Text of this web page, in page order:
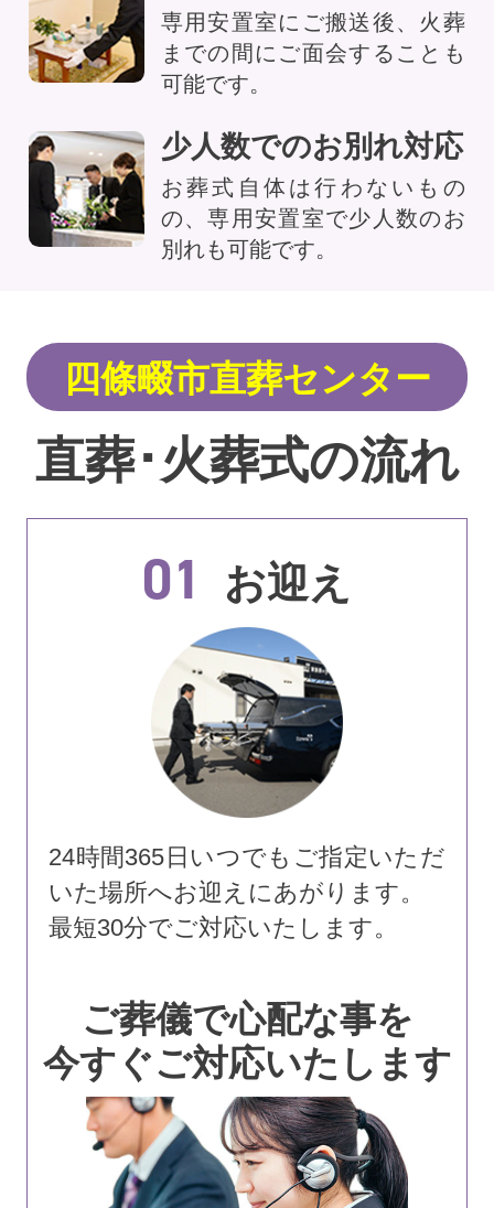
専用安置室にご搬送後、火葬
までの間にご面会することも
可能です。
少人数でのお別れ対応
お葬式自体は行わないもの
の、専用安置室で少人数のお
別れも可能です。
四條畷市直葬センター
直葬･火葬式の流れ
01 お迎え
24時間365日いつでもご指定いただ
いた場所へお迎えにあがります。
最短30分でご対応いたします。
ご葬儀で心配な事を
今すぐご対応いたします